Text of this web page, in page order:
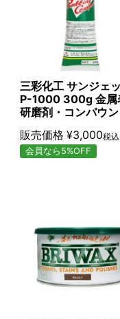
三彩化工 サンジェ
P-1000 300g 金属
研磨剤・コンパウ
販売価格 ¥3,000税込
会員なら5%OFF